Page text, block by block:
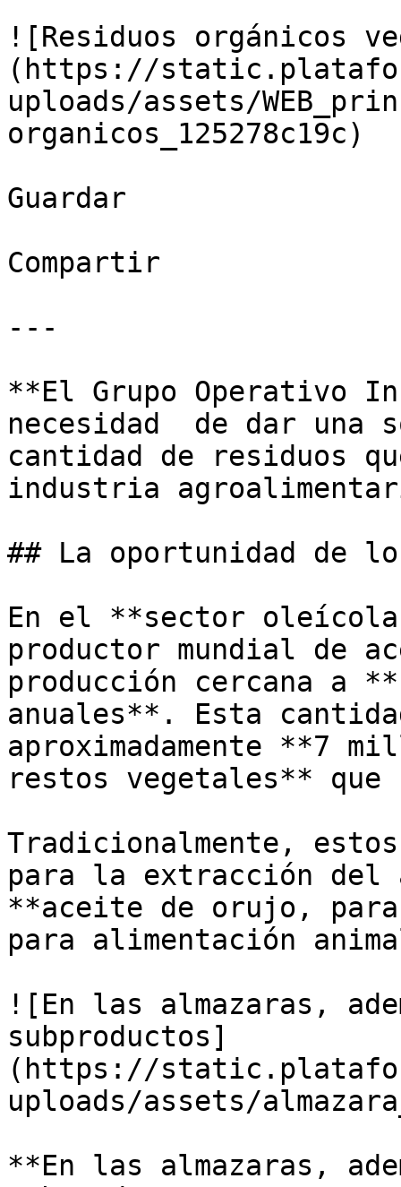
![Residuos orgánicos
(https://
uploads/assets/
organicos_125278c19c)
Guardar
Compartir
---
**El Grupo Operativo
necesidad  de dar
cantidad de residuos
industria
## La oportunidad de
En el **sector
productor mundial de
producción cercana a
anuales**. Esta
aproximadamente **7
restos vegetales**
Tradicionalmente,
para la extracción del
**aceite de orujo,
para alimentación
![En las almazaras,
subproductos]
(https://
uploads/assets/
**En las almazaras,